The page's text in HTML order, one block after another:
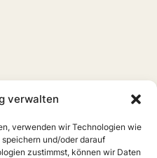
verwalten
verwenden wir Technologien wie
und/oder darauf
zustimmst, können wir Daten